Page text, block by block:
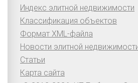
Индекс элитной недвижимости
Классификация объектов
Формат XML-файла
Новости элитной
Статьи
Карта сайта